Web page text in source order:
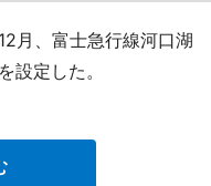
月、富士急行線河口湖
設定した。